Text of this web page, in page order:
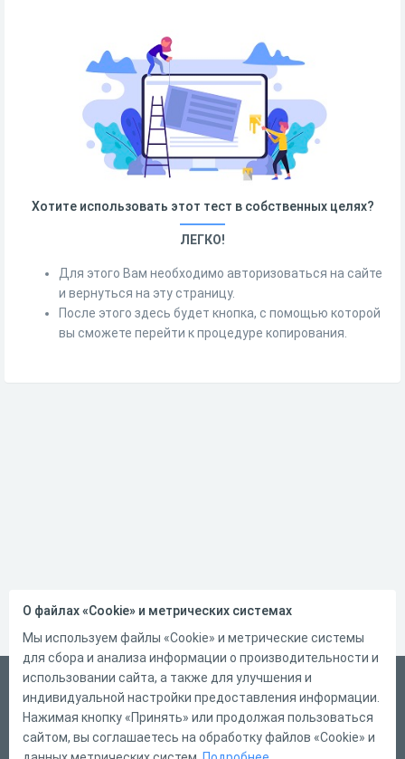
Хотите использовать этот тест в собственных целях?
ЛЕГКО!
Для этого Вам необходимо авторизоваться на сайте
и вернуться на эту страницу.
После этого здесь будет кнопка, с помощью которой
вы сможете перейти к процедуре копирования.
Русский
Справка
Форма обратной связи
О файлах «Cookie» и метрических системах
Мы используем файлы «Cookie» и метрические системы
для сбора и анализа информации о производительности и
использовании сайта, а также для улучшения и
индивидуальной настройки предоставления информации.
Нажимая кнопку «Принять» или продолжая пользоваться
сайтом, вы соглашаетесь на обработку файлов «Cookie» и